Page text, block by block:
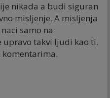
nikada a budi siguran
misljenje. A misljenja
samo na
takvi ljudi kao ti.
komentarima.